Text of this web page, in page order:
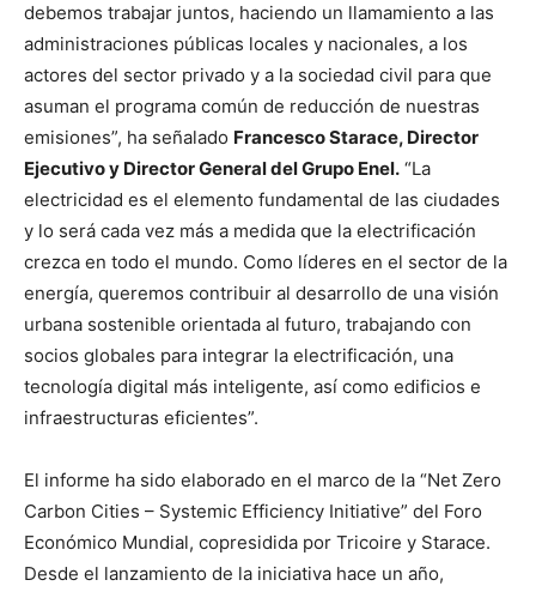
debemos trabajar juntos, haciendo un llamamiento a las
administraciones públicas locales y nacionales, a los
actores del sector privado y a la sociedad civil para que
asuman el programa común de reducción de nuestras
emisiones”, ha señalado Francesco Starace, Director
Ejecutivo y Director General del Grupo Enel. “La
electricidad es el elemento fundamental de las ciudades
y lo será cada vez más a medida que la electrificación
crezca en todo el mundo. Como líderes en el sector de la
energía, queremos contribuir al desarrollo de una visión
urbana sostenible orientada al futuro, trabajando con
socios globales para integrar la electrificación, una
tecnología digital más inteligente, así como edificios e
infraestructuras eficientes”.
El informe ha sido elaborado en el marco de la “Net Zero
Carbon Cities – Systemic Efficiency Initiative” del Foro
Económico Mundial, copresidida por Tricoire y Starace.
Desde el lanzamiento de la iniciativa hace un año,